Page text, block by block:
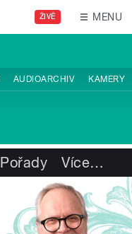
ŽIVĚ MENU
AUDIOARCHIV KAMERY
Pořady Více…